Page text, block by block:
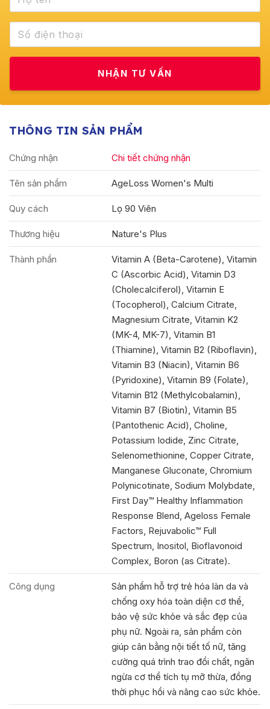
THÔNG TIN SẢN PHẨM
Chứng nhận Chi tiết chứng nhận
Tên sản phẩm AgeLoss Women's Multi
Quy cách Lọ 90 Viên
Thương hiệu Nature's Plus
Thành phần
Vitamin A (Beta-Carotene), Vitamin
C (Ascorbic Acid), Vitamin D3
(Cholecalciferol), Vitamin E
(Tocopherol), Calcium Citrate,
Magnesium Citrate, Vitamin K2
(MK-4, MK-7), Vitamin B1
(Thiamine), Vitamin B2 (Riboflavin),
Vitamin B3 (Niacin), Vitamin B6
(Pyridoxine), Vitamin B9 (Folate),
Vitamin B12 (Methylcobalamin),
Vitamin B7 (Biotin), Vitamin B5
(Pantothenic Acid), Choline,
Potassium Iodide, Zinc Citrate,
Selenomethionine, Copper Citrate,
Manganese Gluconate, Chromium
Polynicotinate, Sodium Molybdate,
First Day™ Healthy Inflammation
Response Blend, Ageloss Female
Factors, Rejuvabolic™ Full
Spectrum, Inositol, Bioflavonoid
Complex, Boron (as Citrate).
Công dụng
Sản phẩm hỗ trợ trẻ hóa làn da và
chống oxy hóa toàn diện cơ thể,
bảo vệ sức khỏe và sắc đẹp của
phụ nữ. Ngoài ra, sản phẩm còn
giúp cân bằng nội tiết tố nữ, tăng
cường quá trình trao đổi chất, ngăn
ngừa cơ thể tích tụ mỡ thừa, đồng
thời phục hồi và nâng cao sức khỏe.